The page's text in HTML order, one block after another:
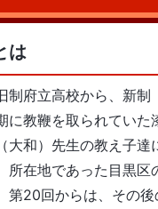
は
制府立高校から、新制
に教鞭を取られていた
大和）先生の教え子達
所在地であった目黒区
第20回からは、その